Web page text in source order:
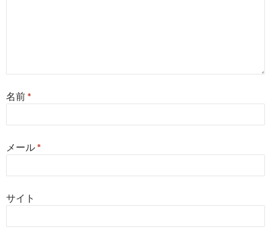
名前*
メール*
サイト